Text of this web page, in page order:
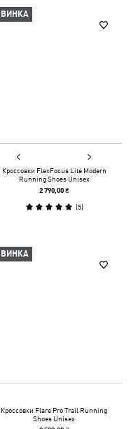
Кроссовки FlexFocus Lite Modern
Running Shoes Unisex
2 790,00 ₴
(5)
Кроссовки Flare Pro Trail Running
Shoes Unisex